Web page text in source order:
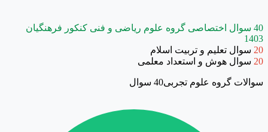
40 سوال اختصاصی گروه علوم ریاضی و فنی کنکور فرهنگیان
1403
20 سوال تعلیم و تربیت اسلام
20 سوال هوش و استعداد معلمی
سوالات گروه علوم تجربی40 سوال